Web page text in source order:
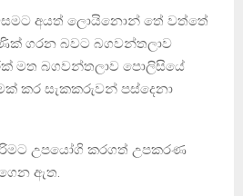
අයත් ලොයිනොන් තේ වත්තේ
ගරන බවට බගවන්තලාව
මත බගවන්තලාව පොලිසියේ
කර සැකකරුවන් පස්දෙනා
උපයෝගි කරගත් උපකරණ
ගෙන ඇත.